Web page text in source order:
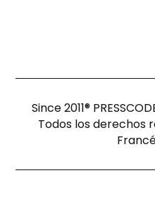
Since 2011®
Todos los derechos